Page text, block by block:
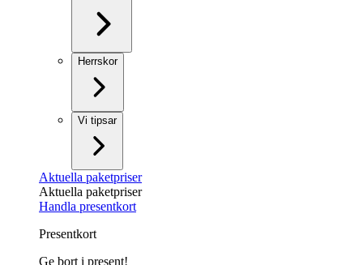
Herrskor
Vi tipsar
Aktuella paketpriser
Aktuella paketpriser
Handla presentkort
Presentkort
Ge bort i present!